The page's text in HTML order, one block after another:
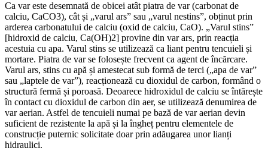
Ca var este desemnată de obicei atât piatra de var (carbonat de
calciu, CaCO3), cât și „varul ars” sau „varul nestins”, obținut prin
arderea carbonatului de calciu (oxid de calciu, CaO). „Varul stins”
[hidroxid de calciu, Ca(OH)2] provine din var ars, prin reacția
acestuia cu apa. Varul stins se utilizează ca liant pentru tencuieli și
mortare. Piatra de var se folosește frecvent ca agent de încărcare.
Varul ars, stins cu apă și amestecat sub formă de terci („apa de var”
sau „laptele de var”), reacționează cu dioxidul de carbon, formând o
structură fermă și poroasă. Deoarece hidroxidul de calciu se întărește
în contact cu dioxidul de carbon din aer, se utilizează denumirea de
var aerian. Astfel de tencuieli numai pe bază de var aerian devin
suficient de rezistente la apă și la îngheț pentru elementele de
construcție puternic solicitate doar prin adăugarea unor lianți
hidraulici.